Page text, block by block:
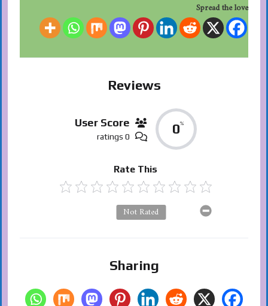
Spread the love
Reviews
0%
User Score
0 ratings
Rate This
Not Rated
Sharing